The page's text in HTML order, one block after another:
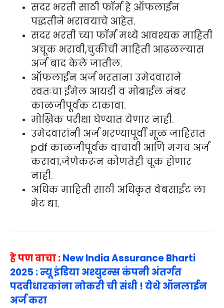
सदर भरती साठी फॉर्म हे ऑफलाईन
पद्धतीने भरावयाचे आहेत.
सदर भरती च्या फॉर्म मध्ये आवश्यक माहिती
अचूक भरावी,चुकीची माहिती आढळल्यास
अर्ज बाद केले जातील.
ऑफलाईन अर्ज भरताना उमेदवाराने
स्वतःचा ईमेल आयडी व मोबाईल नंबर
काळजीपूर्वक टाकावा.
मोखिक परीक्षा घेण्यात येणार नाही.
उमेदवारांनी अर्ज भरण्यापूर्वी मूळ जाहिरात
pdf काळजीपूर्वक वाचावी आणि मगच अर्ज
करावा,जेणेकरून कोणतेही चूक होणार
नाही.
अधिक माहिती साठी अधिकृत वेबसाईट ला
भेट द्या.
हे पण वाचा :New India Assurance Bharti
2025 : न्यू इंडिया अश्युरन्स कंपनी अंतर्गत
पदवीधारकांना नोकरी ची संधी ! येथे ऑनलाईन
अर्ज करा